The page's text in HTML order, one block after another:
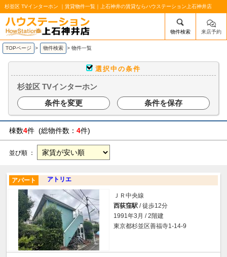
杉並区 TVインターホン ｜賃貸物件一覧｜上石神井の賃貸ならハウステーション上石神井店
/mobile_img/head-logo.png
物件検索 来店予約
TOPページ > 物件検索 > 物件一覧
選択中の条件
杉並区 TVインターホン
条件を変更
条件を保存
棟数4件 (総物件数： 4件)
並び順 ：
アトリエ
アパート
ＪＲ中央線
西荻窪駅 / 徒歩12分
1991年3月 / 2階建
東京都杉並区善福寺1-14-9